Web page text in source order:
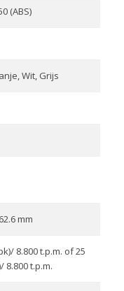
(ABS)
Wit, Grijs
mm
8.800 t.p.m. of 25
8.800 t.p.m.